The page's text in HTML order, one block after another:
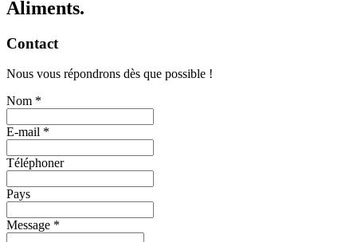
Aliments.
Contact
Nous vous répondrons dès que possible !
Nom *
E-mail *
Téléphoner
Pays
Message *